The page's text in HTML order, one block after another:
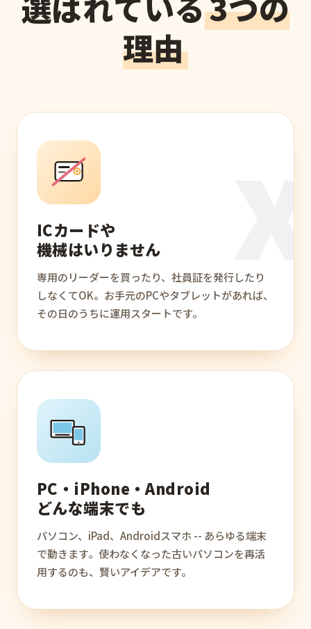
理由
ICカードや
機械はいりません
専用のリーダーを買ったり、社員証を発行したり
しなくてOK。お手元のPCやタブレットがあれば、
その日のうちに運用スタートです。
PC・iPhone・Android
どんな端末でも
パソコン、iPad、Androidスマホ -- あらゆる端末
で動きます。使わなくなった古いパソコンを再活
用するのも、賢いアイデアです。